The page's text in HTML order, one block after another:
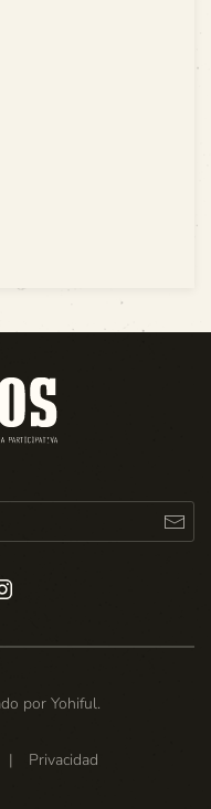
por Yohiful.
| Privacidad